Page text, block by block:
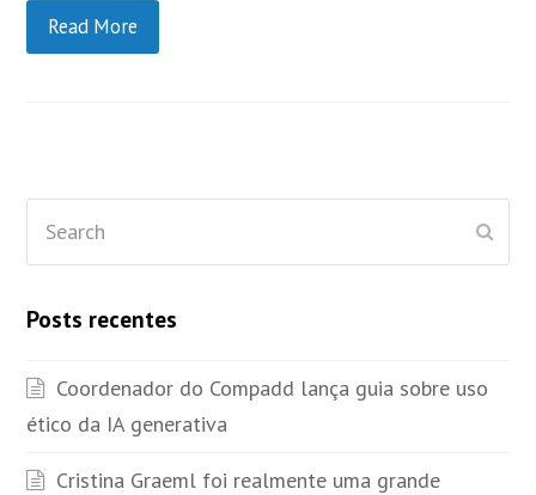
Read More
Posts recentes
Coordenador do Compadd lança guia sobre uso
ético da IA generativa
Cristina Graeml foi realmente uma grande